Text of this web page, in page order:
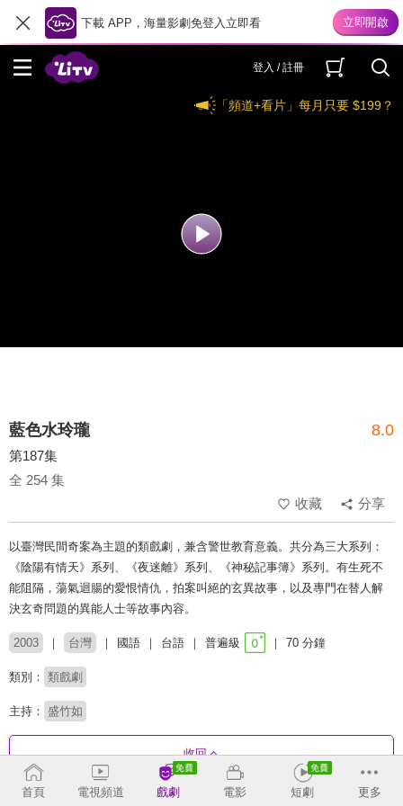
下載 APP，海量影劇免登入立即看
登入 / 註冊
「頻道+看片」每月只要 $199？
藍色水玲瓏 8.0
第187集
全 254 集
收藏
分享
以臺灣民間奇案為主題的類戲劇，兼含警世教育意義。共分為三大系列：
《陰陽有情天》系列、《夜迷離》系列、《神秘記事簿》系列。有生死不
能阻隔，蕩氣迴腸的愛恨情仇，拍案叫絕的玄異故事，以及專門在替人解
決玄奇問題的異能人士等故事內容。
2003 台灣 國語 台語 普遍級 70 分鐘
類別： 類戲劇
主持： 盛竹如
收回
首頁 電視頻道 戲劇 電影 短劇 更多